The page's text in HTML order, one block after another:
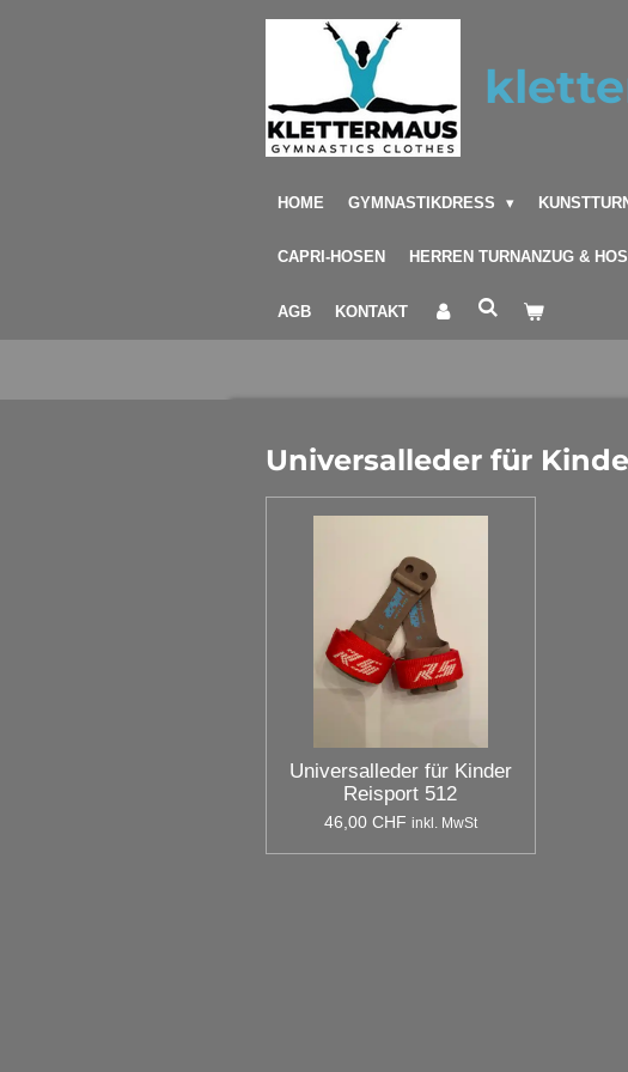
HOME GYMNASTIKDRESS
CAPRI-HOSEN HERREN TURNANZUG &
AGB KONTAKT
Universalleder für
Universalleder für Kinder
Reisport 512
46,00 CHF inkl. MwSt